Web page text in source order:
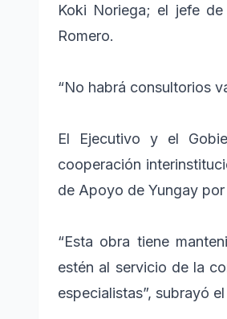
Koki Noriega; el jefe
Romero.
“No habrá consultorios
El Ejecutivo y el
cooperación
de Apoyo de Yungay
“Esta obra tiene
estén al servicio de la
especialistas”, subrayó